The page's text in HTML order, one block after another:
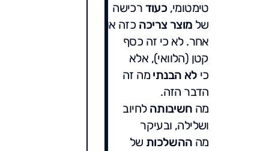
טימטומי,כעוד רכישה
של מוצר צריכה כזה או
אחר. לא כי זה כסף
קטן (הלוואי), אלא
כי לא הבנתי מה זה
הדבר הזה.
מה חשיבותה לחיוב
ושלילה, ובעיקר
מה ההשלכות של